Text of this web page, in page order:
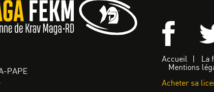
PAPE
Accueil La
Mentions
Acheter sa